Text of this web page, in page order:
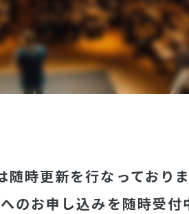
時更新を行なっておりま
のお申し込みを随時受付